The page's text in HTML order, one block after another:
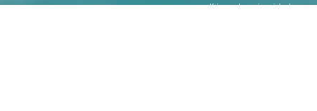
políticas de privacidad